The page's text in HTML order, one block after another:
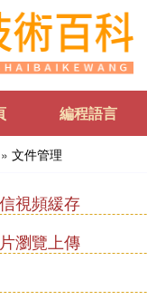
編程語言
» 文件管理
視頻緩存
瀏覽上傳